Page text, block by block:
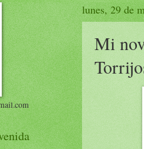
lunes, 29 de
Mi